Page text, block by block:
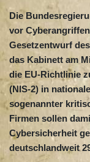
Die
vor
Gesetzentwurf
das Kabinett am
die EU-Richtlinie
(NIS-2) in
sogenannter
Firmen sollen
Cybersicherheit
deutschlandweit